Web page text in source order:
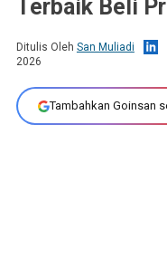
Terbaik Beli
Ditulis Oleh San Muliadi
2026
Tambahkan Goinsan